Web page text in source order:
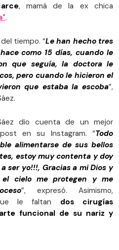
, mamá de la ex chica
.
tiempo. “Le han hecho tres
como 15 días, cuando le
que seguía, la doctora le
pero cuando le hicieron el
que estaba la escoba”,
dio cuenta de un mejor
en su Instagram. “Todo
alimentarse de sus bellos
estoy muy contenta y doy
ser yo!!!, Gracias a mi Dios y
el cielo me protegen y me
”, expresó. Asimismo,
le faltan dos cirugías
funcional de su nariz y